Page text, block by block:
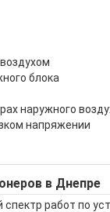
блока
наружного
напряжении
в Днепре
работ по